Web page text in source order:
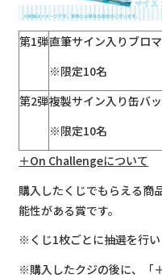
第1弾直筆サイン入りブロ
※限定10名
第2弾複製サイン入り缶バ
※限定10名
＋On Challengeについて
購入したくじでもらえる商
能性がある賞です。
※くじ1枚ごとに抽選を行い
※購入したクジの後に、「